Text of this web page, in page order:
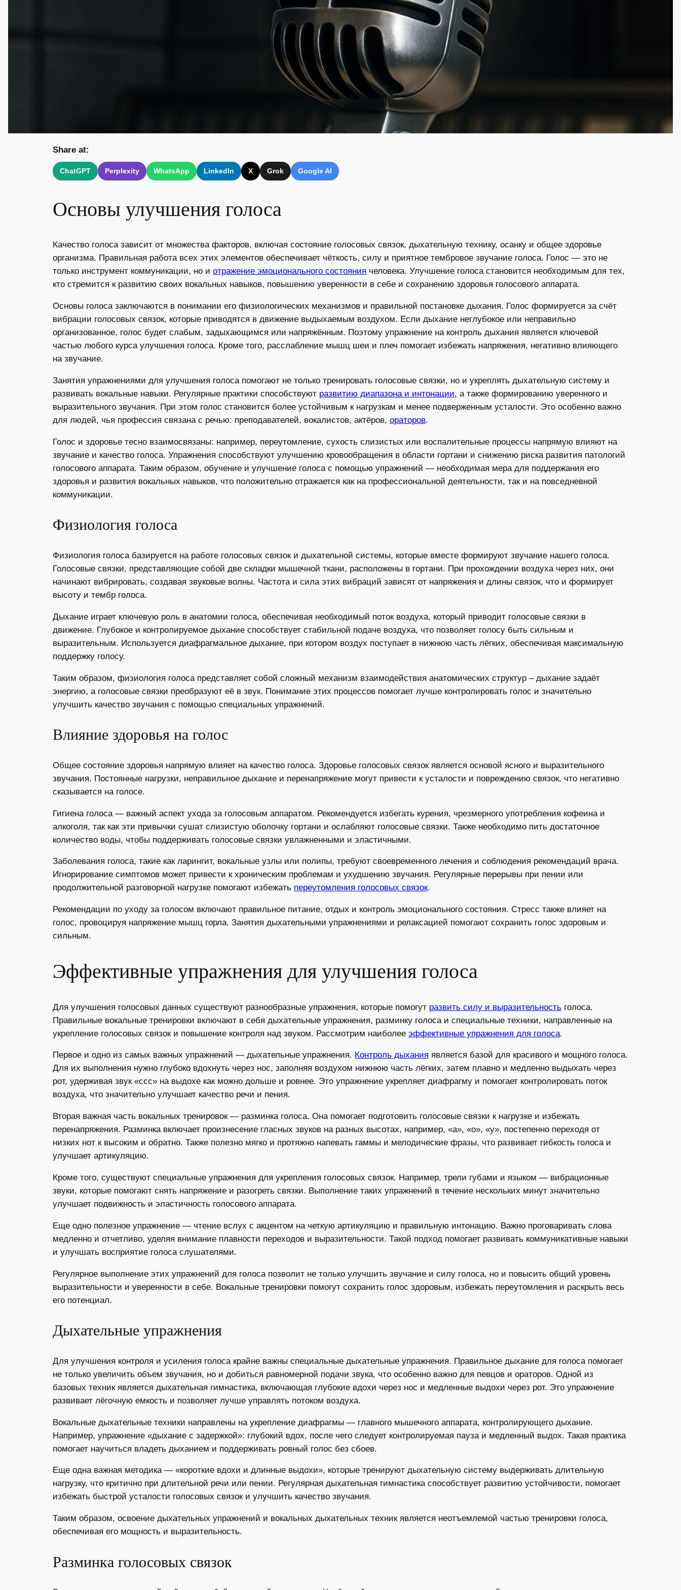
Share at:
ChatGPT Perplexity WhatsApp LinkedIn X Grok Google AI
Основы улучшения голоса
Качество голоса зависит от множества факторов, включая состояние голосовых связок, дыхательную технику, осанку и общее здоровье
организма. Правильная работа всех этих элементов обеспечивает чёткость, силу и приятное тембровое звучание голоса. Голос — это не
только инструмент коммуникации, но и отражение эмоционального состояния человека. Улучшение голоса становится необходимым для тех,
кто стремится к развитию своих вокальных навыков, повышению уверенности в себе и сохранению здоровья голосового аппарата.
Основы голоса заключаются в понимании его физиологических механизмов и правильной постановке дыхания. Голос формируется за счёт
вибрации голосовых связок, которые приводятся в движение выдыхаемым воздухом. Если дыхание неглубокое или неправильно
организованное, голос будет слабым, задыхающимся или напряжённым. Поэтому упражнение на контроль дыхания является ключевой
частью любого курса улучшения голоса. Кроме того, расслабление мышц шеи и плеч помогает избежать напряжения, негативно влияющего
на звучание.
Занятия упражнениями для улучшения голоса помогают не только тренировать голосовые связки, но и укреплять дыхательную систему и
развивать вокальные навыки. Регулярные практики способствуют развитию диапазона и интонации, а также формированию уверенного и
выразительного звучания. При этом голос становится более устойчивым к нагрузкам и менее подверженным усталости. Это особенно важно
для людей, чья профессия связана с речью: преподавателей, вокалистов, актёров, ораторов.
Голос и здоровье тесно взаимосвязаны: например, переутомление, сухость слизистых или воспалительные процессы напрямую влияют на
звучание и качество голоса. Упражнения способствуют улучшению кровообращения в области гортани и снижению риска развития патологий
голосового аппарата. Таким образом, обучение и улучшение голоса с помощью упражнений — необходимая мера для поддержания его
здоровья и развития вокальных навыков, что положительно отражается как на профессиональной деятельности, так и на повседневной
коммуникации.
Физиология голоса
Физиология голоса базируется на работе голосовых связок и дыхательной системы, которые вместе формируют звучание нашего голоса.
Голосовые связки, представляющие собой две складки мышечной ткани, расположены в гортани. При прохождении воздуха через них, они
начинают вибрировать, создавая звуковые волны. Частота и сила этих вибраций зависят от напряжения и длины связок, что и формирует
высоту и тембр голоса.
Дыхание играет ключевую роль в анатомии голоса, обеспечивая необходимый поток воздуха, который приводит голосовые связки в
движение. Глубокое и контролируемое дыхание способствует стабильной подаче воздуха, что позволяет голосу быть сильным и
выразительным. Используется диафрагмальное дыхание, при котором воздух поступает в нижнюю часть лёгких, обеспечивая максимальную
поддержку голосу.
Таким образом, физиология голоса представляет собой сложный механизм взаимодействия анатомических структур – дыхание задаёт
энергию, а голосовые связки преобразуют её в звук. Понимание этих процессов помогает лучше контролировать голос и значительно
улучшить качество звучания с помощью специальных упражнений.
Влияние здоровья на голос
Общее состояние здоровья напрямую влияет на качество голоса. Здоровье голосовых связок является основой ясного и выразительного
звучания. Постоянные нагрузки, неправильное дыхание и перенапряжение могут привести к усталости и повреждению связок, что негативно
сказывается на голосе.
Гигиена голоса — важный аспект ухода за голосовым аппаратом. Рекомендуется избегать курения, чрезмерного употребления кофеина и
алкоголя, так как эти привычки сушат слизистую оболочку гортани и ослабляют голосовые связки. Также необходимо пить достаточное
количество воды, чтобы поддерживать голосовые связки увлажненными и эластичными.
Заболевания голоса, такие как ларингит, вокальные узлы или полипы, требуют своевременного лечения и соблюдения рекомендаций врача.
Игнорирование симптомов может привести к хроническим проблемам и ухудшению звучания. Регулярные перерывы при пении или
продолжительной разговорной нагрузке помогают избежать переутомления голосовых связок.
Рекомендации по уходу за голосом включают правильное питание, отдых и контроль эмоционального состояния. Стресс также влияет на
голос, провоцируя напряжение мышц горла. Занятия дыхательными упражнениями и релаксацией помогают сохранить голос здоровым и
сильным.
Эффективные упражнения для улучшения голоса
Для улучшения голосовых данных существуют разнообразные упражнения, которые помогут развить силу и выразительность голоса.
Правильные вокальные тренировки включают в себя дыхательные упражнения, разминку голоса и специальные техники, направленные на
укрепление голосовых связок и повышение контроля над звуком. Рассмотрим наиболее эффективные упражнения для голоса.
Первое и одно из самых важных упражнений — дыхательные упражнения. Контроль дыхания является базой для красивого и мощного голоса.
Для их выполнения нужно глубоко вдохнуть через нос, заполняя воздухом нижнюю часть лёгких, затем плавно и медленно выдыхать через
рот, удерживая звук «ссс» на выдохе как можно дольше и ровнее. Это упражнение укрепляет диафрагму и помогает контролировать поток
воздуха, что значительно улучшает качество речи и пения.
Вторая важная часть вокальных тренировок — разминка голоса. Она помогает подготовить голосовые связки к нагрузке и избежать
перенапряжения. Разминка включает произнесение гласных звуков на разных высотах, например, «а», «о», «у», постепенно переходя от
низких нот к высоким и обратно. Также полезно мягко и протяжно напевать гаммы и мелодические фразы, что развивает гибкость голоса и
улучшает артикуляцию.
Кроме того, существуют специальные упражнения для укрепления голосовых связок. Например, трели губами и языком — вибрационные
звуки, которые помогают снять напряжение и разогреть связки. Выполнение таких упражнений в течение нескольких минут значительно
улучшает подвижность и эластичность голосового аппарата.
Еще одно полезное упражнение — чтение вслух с акцентом на четкую артикуляцию и правильную интонацию. Важно проговаривать слова
медленно и отчетливо, уделяя внимание плавности переходов и выразительности. Такой подход помогает развивать коммуникативные навыки
и улучшать восприятие голоса слушателями.
Регулярное выполнение этих упражнений для голоса позволит не только улучшить звучание и силу голоса, но и повысить общий уровень
выразительности и уверенности в себе. Вокальные тренировки помогут сохранить голос здоровым, избежать переутомления и раскрыть весь
его потенциал.
Дыхательные упражнения
Для улучшения контроля и усиления голоса крайне важны специальные дыхательные упражнения. Правильное дыхание для голоса помогает
не только увеличить объем звучания, но и добиться равномерной подачи звука, что особенно важно для певцов и ораторов. Одной из
базовых техник является дыхательная гимнастика, включающая глубокие вдохи через нос и медленные выдохи через рот. Это упражнение
развивает лёгочную емкость и позволяет лучше управлять потоком воздуха.
Вокальные дыхательные техники направлены на укрепление диафрагмы — главного мышечного аппарата, контролирующего дыхание.
Например, упражнение «дыхание с задержкой»: глубокий вдох, после чего следует контролируемая пауза и медленный выдох. Такая практика
помогает научиться владеть дыханием и поддерживать ровный голос без сбоев.
Еще одна важная методика — «короткие вдохи и длинные выдохи», которые тренируют дыхательную систему выдерживать длительную
нагрузку, что критично при длительной речи или пении. Регулярная дыхательная гимнастика способствует развитию устойчивости, помогает
избежать быстрой усталости голосовых связок и улучшить качество звучания.
Таким образом, освоение дыхательных упражнений и вокальных дыхательных техник является неотъемлемой частью тренировки голоса,
обеспечивая его мощность и выразительность.
Разминка голосовых связок